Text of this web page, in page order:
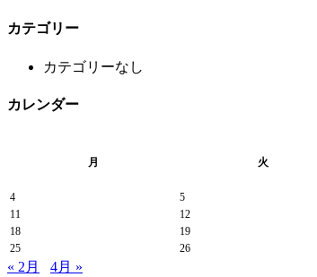
カテゴリー
カテゴリーなし
カレンダー
月 火
4
5
11
12
18
19
25
26
« 2月 4月 »